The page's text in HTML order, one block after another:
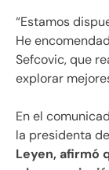
“Estamos
He
Sefcovic, que
explorar
En el
la presidenta
Leyen, afirmó